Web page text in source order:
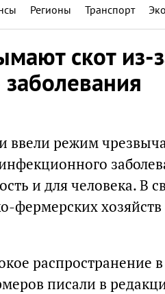
Регионы Транспорт
скот из-
ввели режим
и для человека. В
фермерских
распространение в
писали в